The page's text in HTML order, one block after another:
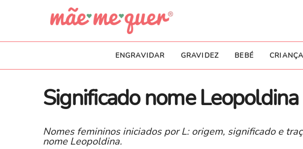
ENGRAVIDAR GRAVIDEZ BEBÉ CRIANÇA
Significado nome Leopoldina
Nomes femininos iniciados por L: origem, significado e
nome Leopoldina.